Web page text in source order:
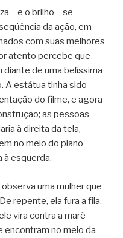
– e o brilho – se
da ação, em
com suas melhores
atento percebe que
de uma belíssima
A estátua tinha sido
do filme, e agora
as pessoas
à direita da tela,
no meio do plano
à esquerda.
uma mulher que
repente, ela fura a fila,
vira contra a maré
encontram no meio da